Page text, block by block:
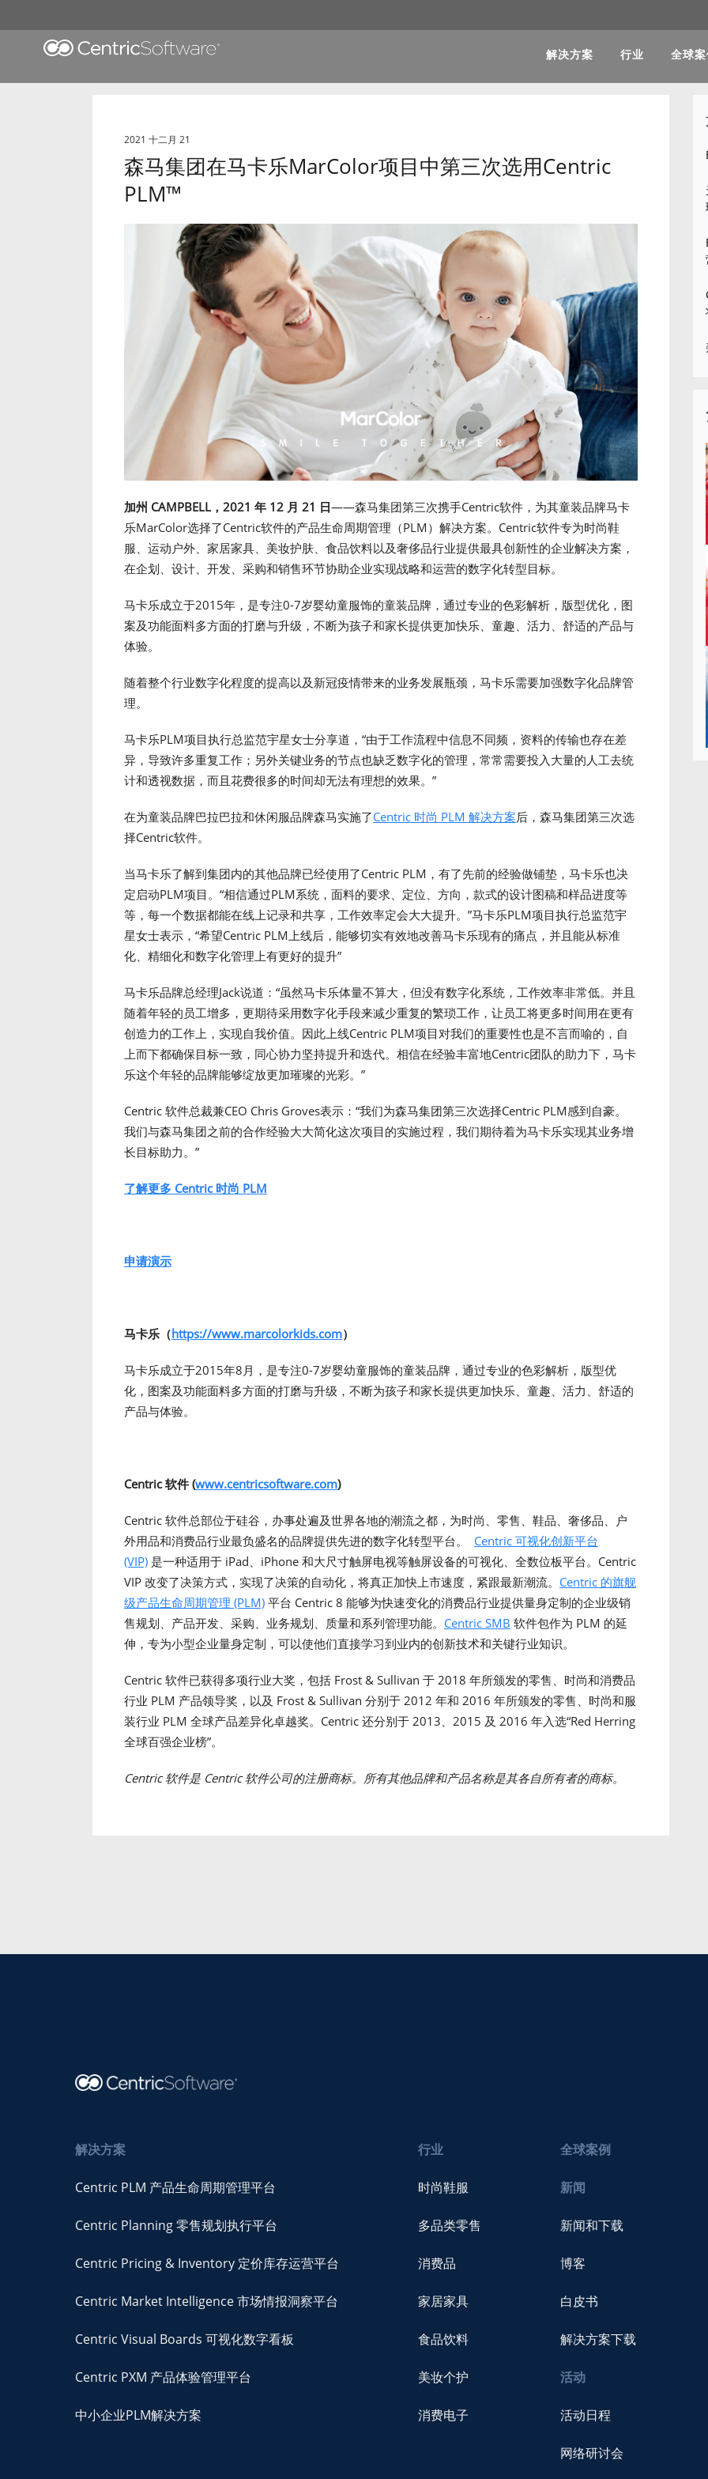
解决方案 行业 全球
2021 十二月 21
森马集团在马卡乐MarColor项目中第三次选用Centric
PLM™
加州 CAMPBELL，2021 年 12 月 21 日——森马集团第三次携手Centric软件，为其童装品牌马卡
乐MarColor选择了Centric软件的产品生命周期管理（PLM）解决方案。Centric软件专为时尚鞋
服、运动户外、家居家具、美妆护肤、食品饮料以及奢侈品行业提供最具创新性的企业解决方案，
在企划、设计、开发、采购和销售环节协助企业实现战略和运营的数字化转型目标。
马卡乐成立于2015年，是专注0-7岁婴幼童服饰的童装品牌，通过专业的色彩解析，版型优化，图
案及功能面料多方面的打磨与升级，不断为孩子和家长提供更加快乐、童趣、活力、舒适的产品与
体验。
随着整个行业数字化程度的提高以及新冠疫情带来的业务发展瓶颈，马卡乐需要加强数字化品牌管
理。
马卡乐PLM项目执行总监范宇星女士分享道，“由于工作流程中信息不同频，资料的传输也存在差
异，导致许多重复工作；另外关键业务的节点也缺乏数字化的管理，常常需要投入大量的人工去统
计和透视数据，而且花费很多的时间却无法有理想的效果。”
在为童装品牌巴拉巴拉和休闲服品牌森马实施了Centric 时尚 PLM 解决方案后，森马集团第三次选
择Centric软件。
当马卡乐了解到集团内的其他品牌已经使用了Centric PLM，有了先前的经验做铺垫，马卡乐也决
定启动PLM项目。“相信通过PLM系统，面料的要求、定位、方向，款式的设计图稿和样品进度等
等，每一个数据都能在线上记录和共享，工作效率定会大大提升。”马卡乐PLM项目执行总监范宇
星女士表示，“希望Centric PLM上线后，能够切实有效地改善马卡乐现有的痛点，并且能从标准
化、精细化和数字化管理上有更好的提升”
马卡乐品牌总经理Jack说道：“虽然马卡乐体量不算大，但没有数字化系统，工作效率非常低。并且
随着年轻的员工增多，更期待采用数字化手段来减少重复的繁琐工作，让员工将更多时间用在更有
创造力的工作上，实现自我价值。因此上线Centric PLM项目对我们的重要性也是不言而喻的，自
上而下都确保目标一致，同心协力坚持提升和迭代。相信在经验丰富地Centric团队的助力下，马卡
乐这个年轻的品牌能够绽放更加璀璨的光彩。”
Centric 软件总裁兼CEO Chris Groves表示：“我们为森马集团第三次选择Centric PLM感到自豪。
我们与森马集团之前的合作经验大大简化这次项目的实施过程，我们期待着为马卡乐实现其业务增
长目标助力。”
了解更多 Centric 时尚 PLM
申请演示
马卡乐（https://www.marcolorkids.com）
马卡乐成立于2015年8月，是专注0-7岁婴幼童服饰的童装品牌，通过专业的色彩解析，版型优
化，图案及功能面料多方面的打磨与升级，不断为孩子和家长提供更加快乐、童趣、活力、舒适的
产品与体验。
Centric 软件 (www.centricsoftware.com)
Centric 软件总部位于硅谷，办事处遍及世界各地的潮流之都，为时尚、零售、鞋品、奢侈品、户
外用品和消费品行业最负盛名的品牌提供先进的数字化转型平台。 Centric 可视化创新平台
(VIP) 是一种适用于 iPad、iPhone 和大尺寸触屏电视等触屏设备的可视化、全数位板平台。Centric
VIP 改变了决策方式，实现了决策的自动化，将真正加快上市速度，紧跟最新潮流。 Centric 的旗舰
级产品生命周期管理 (PLM) 平台 Centric 8 能够为快速变化的消费品行业提供量身定制的企业级销
售规划、产品开发、采购、业务规划、质量和系列管理功能。 Centric SMB 软件包作为 PLM 的延
伸，专为小型企业量身定制，可以使他们直接学习到业内的创新技术和关键行业知识。
Centric 软件已获得多项行业大奖，包括 Frost & Sullivan 于 2018 年所颁发的零售、时尚和消费品
行业 PLM 产品领导奖，以及 Frost & Sullivan 分别于 2012 年和 2016 年所颁发的零售、时尚和服
装行业 PLM 全球产品差异化卓越奖。Centric 还分别于 2013、2015 及 2016 年入选“Red Herring
全球百强企业榜”。
Centric 软件是 Centric 软件公司的注册商标。所有其他品牌和产品名称是其各自所有者的商标。
解决方案
Centric PLM 产品生命周期管理平台
Centric Planning 零售规划执行平台
Centric Pricing & Inventory 定价库存运营平台
Centric Market Intelligence 市场情报洞察平台
Centric Visual Boards 可视化数字看板
Centric PXM 产品体验管理平台
中小企业PLM解决方案
行业
时尚鞋服
多品类零售
消费品
家居家具
食品饮料
美妆个护
消费电子
全球案例
新闻
新闻和下载
博客
白皮书
解决方案下载
活动
活动日程
网络研讨会